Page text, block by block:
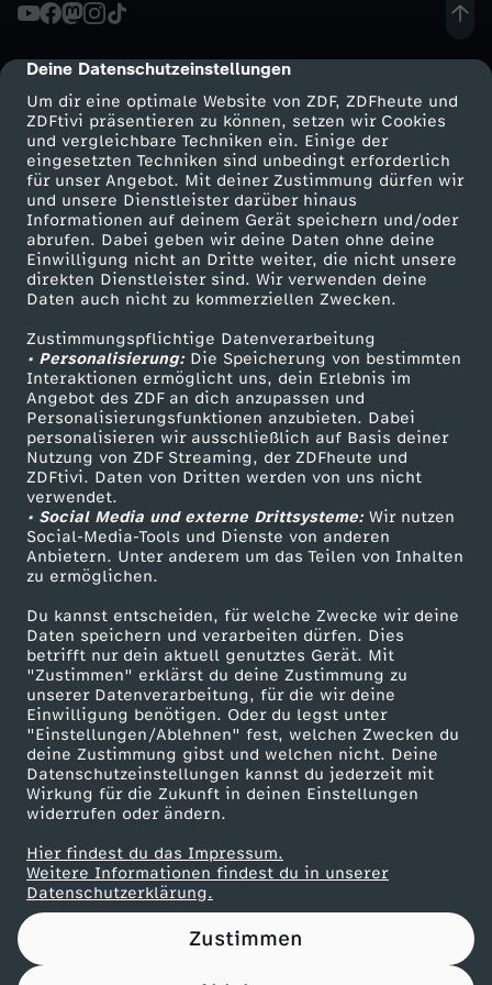
cmp-dialog-description
Deine Datenschutzeinstellungen
Um dir eine optimale Website von ZDF, ZDFheute und
ZDFtivi präsentieren zu können, setzen wir Cookies
und vergleichbare Techniken ein. Einige der
eingesetzten Techniken sind unbedingt erforderlich
für unser Angebot. Mit deiner Zustimmung dürfen wir
und unsere Dienstleister darüber hinaus
Informationen auf deinem Gerät speichern und/oder
abrufen. Dabei geben wir deine Daten ohne deine
Einwilligung nicht an Dritte weiter, die nicht unsere
direkten Dienstleister sind. Wir verwenden deine
Daten auch nicht zu kommerziellen Zwecken.
Zustimmungspflichtige Datenverarbeitung
• Personalisierung:Die Speicherung von bestimmten
Interaktionen ermöglicht uns, dein Erlebnis im
Angebot des ZDF an dich anzupassen und
Personalisierungsfunktionen anzubieten. Dabei
personalisieren wir ausschließlich auf Basis deiner
Nutzung von ZDF Streaming, der ZDFheute und
ZDFtivi. Daten von Dritten werden von uns nicht
verwendet.
• Social Media und externe Drittsysteme:Wir nutzen
Social-Media-Tools und Dienste von anderen
Anbietern. Unter anderem um das Teilen von Inhalten
zu ermöglichen.
Du kannst entscheiden, für welche Zwecke wir deine
Daten speichern und verarbeiten dürfen. Dies
betrifft nur dein aktuell genutztes Gerät. Mit
"Zustimmen" erklärst du deine Zustimmung zu
unserer Datenverarbeitung, für die wir deine
Einwilligung benötigen. Oder du legst unter
"Einstellungen/Ablehnen" fest, welchen Zwecken du
deine Zustimmung gibst und welchen nicht. Deine
Datenschutzeinstellungen kannst du jederzeit mit
Wirkung für die Zukunft in deinen Einstellungen
widerrufen oder ändern.
Hier findest du das Impressum.
Weitere Informationen findest du in unserer
Datenschutzerklärung.
Zustimmen
Mehr ZDF
ZDF-Apps
Smart TV
ZDFtext
Livestreams
Sendungen A-Z
TV-Programm
Service
ZDFmitreden
Kontakt zum ZDF
Tickets
Zuschauerservice
Hilfe
ZDF Unternehmen
Karriere
ZDF goes Schule
Werbefernsehen
Mainzelmännchen
Partner